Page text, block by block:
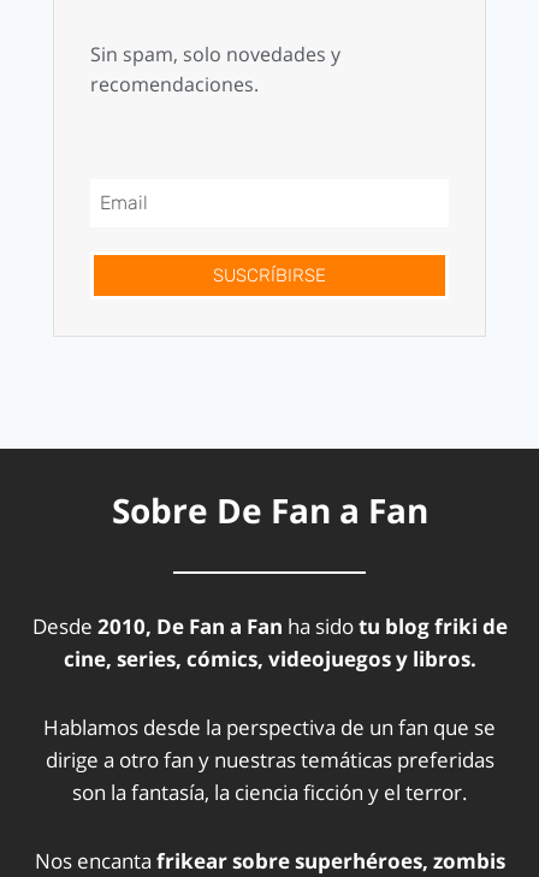
Sin spam, solo novedades y
recomendaciones.
SUSCRÍBIRSE
Sobre De Fan a Fan
Desde 2010, De Fan a Fan ha sidotu blog friki de
cine, series, cómics, videojuegos y libros.
Hablamos desde la perspectiva de un fan que se
dirige a otro fan y nuestras temáticas preferidas
son la fantasía, la ciencia ficción y el terror.
Nos encanta frikear sobre superhéroes, zombis